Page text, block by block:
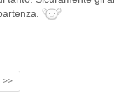
>>